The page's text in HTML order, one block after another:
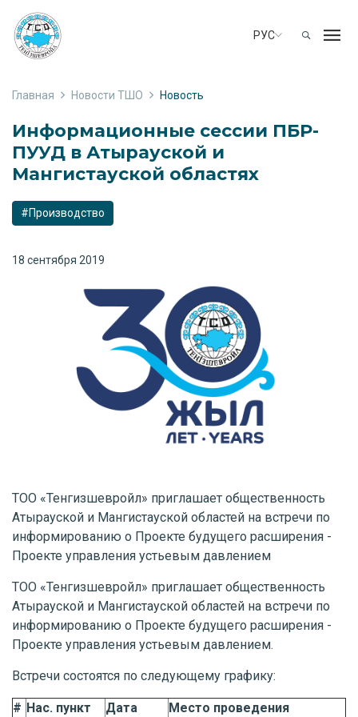
РУС
Главная Новости ТШО Новость
Информационные сессии ПБР-
ПУУД в Атырауской и
Мангистауской областях
#Производство
18 сентября 2019
ТОО «Тенгизшевройл» приглашает общественность
Атырауской и Мангистауской областей на встречи по
информированию о Проекте будущего расширения -
Проекте управления устьевым давлением
ТОО «Тенгизшевройл» приглашает общественность
Атырауской и Мангистауской областей на встречи по
информированию о Проекте будущего расширения -
Проекте управления устьевым давлением.
Встречи состоятся по следующему графику:
# Нас. пункт Дата Место проведения